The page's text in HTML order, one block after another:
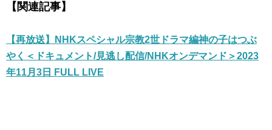
【関連記事】
【再放送】NHKスペシャル宗教2世ドラマ編神の子はつぶ
やく＜ドキュメント/見逃し配信/NHKオンデマンド＞2023
年11月3日 FULL LIVE